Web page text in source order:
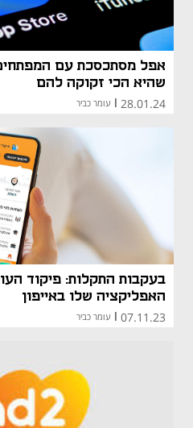
אפל מסתכסכת עם
שהיא הכי זקוקה להם
28.01.24 עומר כביר
בעקבות התקלות: פיקוד
האפליקציה שלו באייפון
07.11.23 עומר כביר